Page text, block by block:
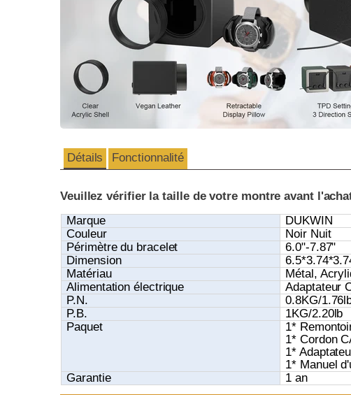
Détails Fonctionnalité
Veuillez vérifier la taille de votre montre avant
Marque
DUKWIN
Couleur
Noir Nuit
Périmètre du bracelet
6.0"-7.87"
Dimension
Matériau
Métal,
Alimentation électrique
Adaptateur
P.N.
0.8KG/
P.B.
1KG/2.20lb
Paquet
1*
1* Cordon
1*
1* Manuel
Garantie
1 an